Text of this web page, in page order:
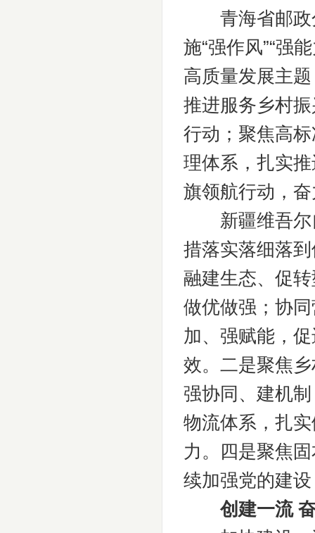
青海省邮政分
施“强作风”“强
高质量发展主
推进服务乡村
行动；聚焦高
理体系，扎实
旗领航行动，
新疆维吾尔自
措落实落细落
融建生态、促
做优做强；协
加、强赋能，
效。二是聚焦
强协同、建机
物流体系，扎
力。四是聚焦
续加强党的建
创建一流